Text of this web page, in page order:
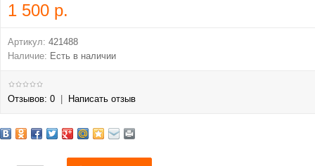
1 500 р.
Артикул: 421488
Наличие: Есть в наличии
Отзывов: 0 Написать отзыв